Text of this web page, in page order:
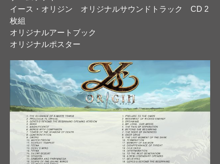
イース・オリジン オリジナルサウンドトラック CD 2
枚組
オリジナルアートブック
オリジナルポスター